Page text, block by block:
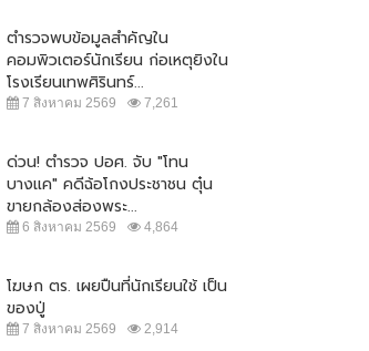
ตำรวจพบข้อมูลสำคัญใน
คอมพิวเตอร์นักเรียน ก่อเหตุยิงใน
โรงเรียนเทพศิรินทร์...
7 สิงหาคม 2569 7,261
ด่วน! ตำรวจ ปอศ. จับ "โทน
บางแค" คดีฉ้อโกงประชาชน ตุ๋น
ขายกล้องส่องพระ...
6 สิงหาคม 2569 4,864
โฆษก ตร. เผยปืนที่นักเรียนใช้ เป็น
ของปู่
7 สิงหาคม 2569 2,914